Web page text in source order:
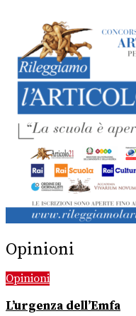
Opinioni
Opinioni
L’urgenza dell’Emfa